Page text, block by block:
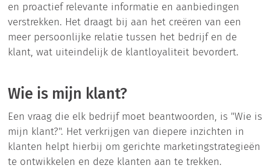
en proactief relevante informatie en aanbiedingen
verstrekken. Het draagt bij aan het creëren van een
meer persoonlijke relatie tussen het bedrijf en de
klant, wat uiteindelijk de klantloyaliteit bevordert.
Wie is mijn klant?
Een vraag die elk bedrijf moet beantwoorden, is "Wie is
mijn klant?". Het verkrijgen van diepere inzichten in
klanten helpt hierbij om gerichte marketingstrategieën
te ontwikkelen en deze klanten aan te trekken.